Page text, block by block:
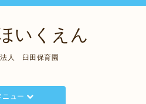
いくえん
人 臼田保育園
ニュー